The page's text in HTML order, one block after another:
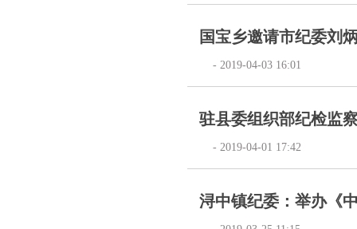
国宝乡邀请市纪委刘
- 2019-04-03 16:01
驻县委组织部纪检监
- 2019-04-01 17:42
浔中镇纪委：举办《